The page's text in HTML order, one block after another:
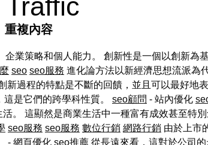
Traffic
重複內容
業策略和個人能力。 創新性是一個以創新為
seo seo服務 進化論方法以新經濟思想流派為
新過程的特點是不斷的回饋，並且可以最好地
是它們的跨學科性質。 seo顧問 - 站內優化
。 這顯然是商業生活中一種富有成效甚至特
seo服務 seo服務 數位行銷 網路行銷 由於上市
- 網頁優化 seo推薦 從長遠來看，這對於公司